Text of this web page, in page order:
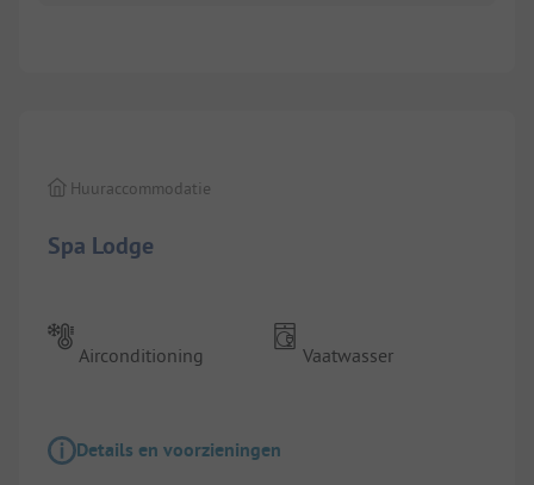
Spa Lodge
Huuraccommodatie
Airconditioning Vaatwasser
Details en voorzieningen